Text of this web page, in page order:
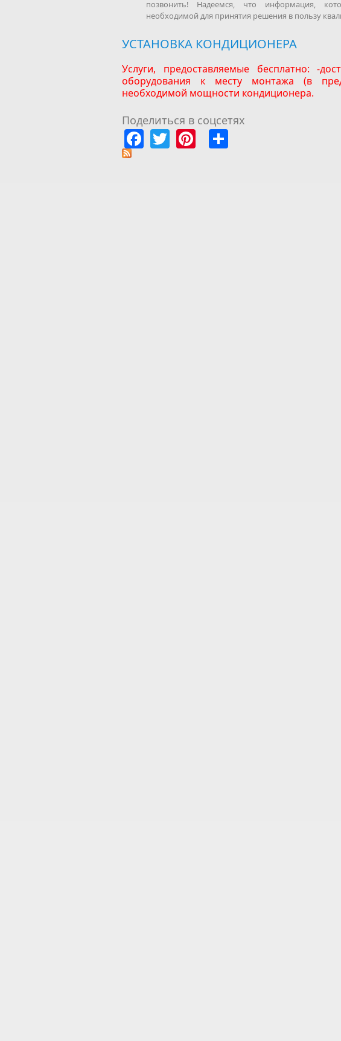
позвонить! Надеемся, что информация,
необходимой для принятия решения в пользу
УСТАНОВКА КОНДИЦИОНЕРА
Услуги, предоставляемые бесплатно: -
оборудования к месту монтажа (в
необходимой мощности кондиционера.
Поделиться в соцсетях
Facebook
TwitterPinterest